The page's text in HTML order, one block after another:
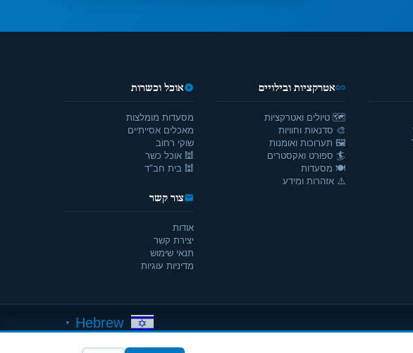
אטרקציות ובילויים
🗺️ טיולים ואטרקציות
🎨 סדנאות וחוויות
🖼️ תערוכות ואומנות
🏄 ספורט ואקסטרים
🍽️ מסעדות
⚠️ אזהרות ומידע
אוכל וכשרות
מסעדות מומלצות
מאכלים אסייתיים
שוקי רחוב
🕍 אוכל כשר
🕍 בית חב"ד
צור קשר
אודות
יצירת קשר
תנאי שימוש
מדיניות עוגיות
Hebrew
▼